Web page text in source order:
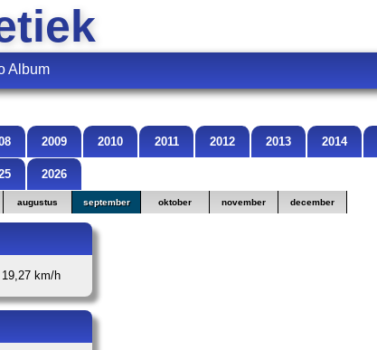
Album
2009 2010 2011 2012 2013 2014
2026
augustus september oktober november december
19,27 km/h